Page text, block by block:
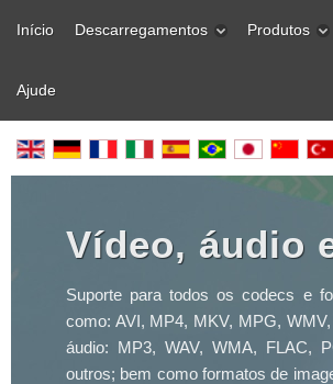
Início Descarregamentos Produtos
Ajude
Vídeo, áudio
Suporte para todos os codecs e
como: AVI, MP4, MKV, MPG,
áudio: MP3, WAV, WMA, FLAC,
outros; bem como formatos de